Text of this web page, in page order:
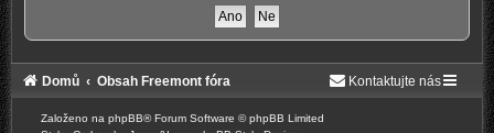
Domů Obsah Freemont fóra Kontaktujte nás
Založeno na phpBB® Forum Software © phpBB Limited